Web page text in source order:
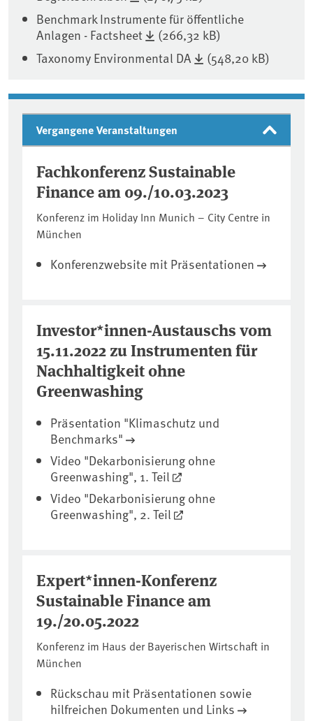
Benchmark Instrumente für öffentliche
Anlagen - Factsheet
(266,32 kB)
Taxonomy Environmental DA
(548,20 kB)
Vergangene Veranstaltungen
Fachkonferenz Sustainable
Finance am 09./10.03.2023
Konferenz im Holiday Inn Munich – City Centre in
München
Konferenzwebsite mit Präsentationen
Investor*innen-Austauschs vom
15.11.2022 zu Instrumenten für
⁠Nachhaltigkeit⁠ ohne
Greenwashing
Präsentation "Klimaschutz und
Benchmarks"
Video "Dekarbonisierung ohne
Greenwashing", 1. Teil
Video "Dekarbonisierung ohne
Greenwashing", 2. Teil
Expert*innen-Konferenz
Sustainable Finance am
19./20.05.2022
Konferenz im Haus der Bayerischen Wirtschaft in
München
Rückschau mit Präsentationen sowie
hilfreichen Dokumenten und Links